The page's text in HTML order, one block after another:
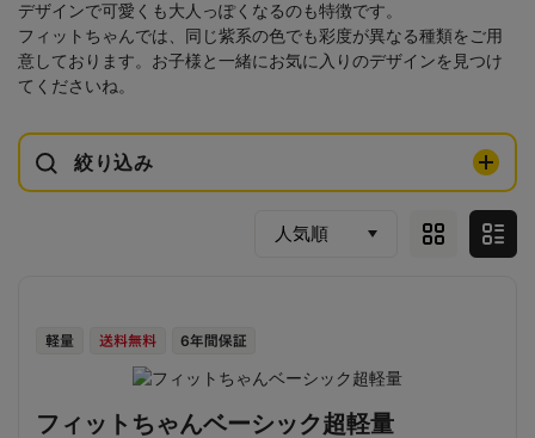
デザインで可愛くも大人っぽくなるのも特徴です。
フィットちゃんでは、同じ紫系の色でも彩度が異なる種類をご用
意しております。お子様と一緒にお気に入りのデザインを見つけ
てくださいね。
絞り込み
フィットちゃんベーシック超軽量